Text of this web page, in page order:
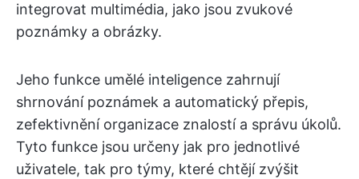
integrovat multimédia, jako jsou zvukové
poznámky a obrázky.
Jeho funkce umělé inteligence zahrnují
shrnování poznámek a automatický přepis,
zefektivnění organizace znalostí a správu úkolů.
Tyto funkce jsou určeny jak pro jednotlivé
uživatele, tak pro týmy, které chtějí zvýšit